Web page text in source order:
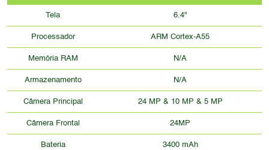
Tela 6.4"
Processador ARM Cortex-A55
Memória RAM N/A
Armazenamento N/A
Câmera Principal 24 MP & 10 MP & 5 MP
Câmera Frontal 24MP
Bateria 3400 mAh